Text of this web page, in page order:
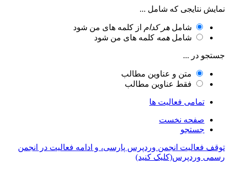
نمایش نتایجی که شامل ...
شامل هر کدام از کلمه های من شود
شامل همه کلمه های من شود
جستجو در ...
متن و عناوین مطالب
فقط عناوین مطالب
تمامی فعالیت ها
صفحه نخست
جستجو
توقف فعالیت انجمن وردپرس پارسی، و ادامه فعالیت در انجمن
رسمی وردپرس(کلیک کنید)